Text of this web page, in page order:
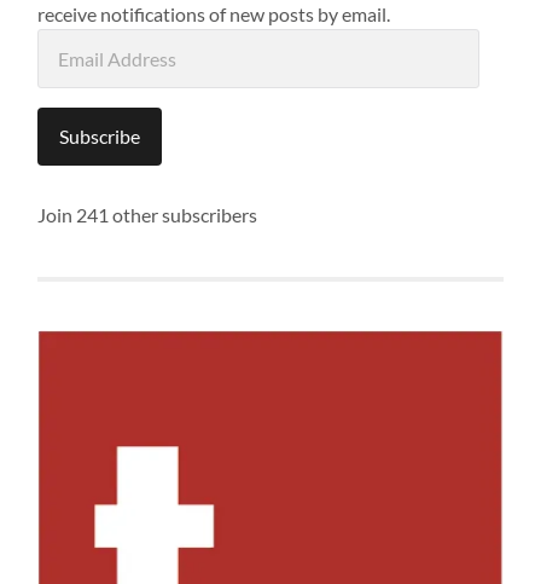
receive notifications of new posts by email.
Address
Subscribe
Join 241 other subscribers